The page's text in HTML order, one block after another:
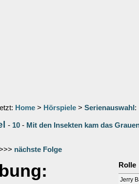
Home > Hörspiele > Serienauswahl :
- 10 - Mit den Insekten kam das
nächste Folge
Rolle
Jerry